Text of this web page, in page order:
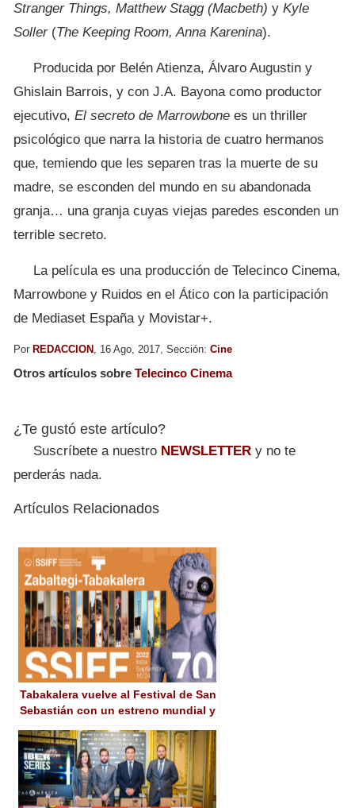
Stranger Things, Matthew Stagg (Macbeth) y Kyle
Soller(The Keeping Room, Anna Karenina).
Producida por Belén Atienza, Álvaro Augustin y
Ghislain Barrois, y con J.A. Bayona como productor
ejecutivo, El secreto de Marrowbone es un thriller
psicológico que narra la historia de cuatro hermanos
que, temiendo que les separen tras la muerte de su
madre, se esconden del mundo en su abandonada
granja… una granja cuyas viejas paredes esconden un
terrible secreto.
La película es una producción de Telecinco Cinema,
Marrowbone y Ruidos en el Ático con la participación
de Mediaset España y Movistar+.
Por REDACCION , 16 Ago, 2017, Sección: Cine
Otros artículos sobre Telecinco Cinema
¿Te gustó este artículo?
Suscríbete a nuestro NEWSLETTER y no te
perderás nada.
Artículos Relacionados
Tabakalera vuelve al Festival de San
Sebastián con un estreno mundial y